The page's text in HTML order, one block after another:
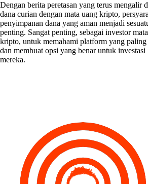
Dengan berita peretasan yang terus mengalir
dana curian dengan mata uang kripto,
penyimpanan dana yang aman menjadi
penting. Sangat penting, sebagai investor
kripto, untuk memahami platform yang paling
dan membuat opsi yang benar untuk investasi
mereka.